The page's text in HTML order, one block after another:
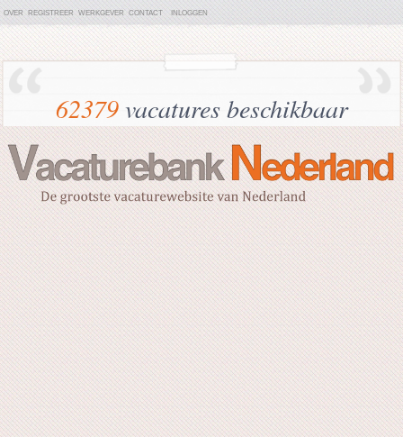
OVER REGISTREER WERKGEVER CONTACT INLOGGEN
62379vacatures beschikbaar